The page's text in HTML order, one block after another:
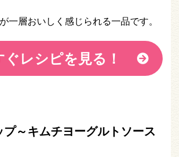
一層おいしく感じられる一品です。
ぐレシピを見る！
～キムチヨーグルトソース